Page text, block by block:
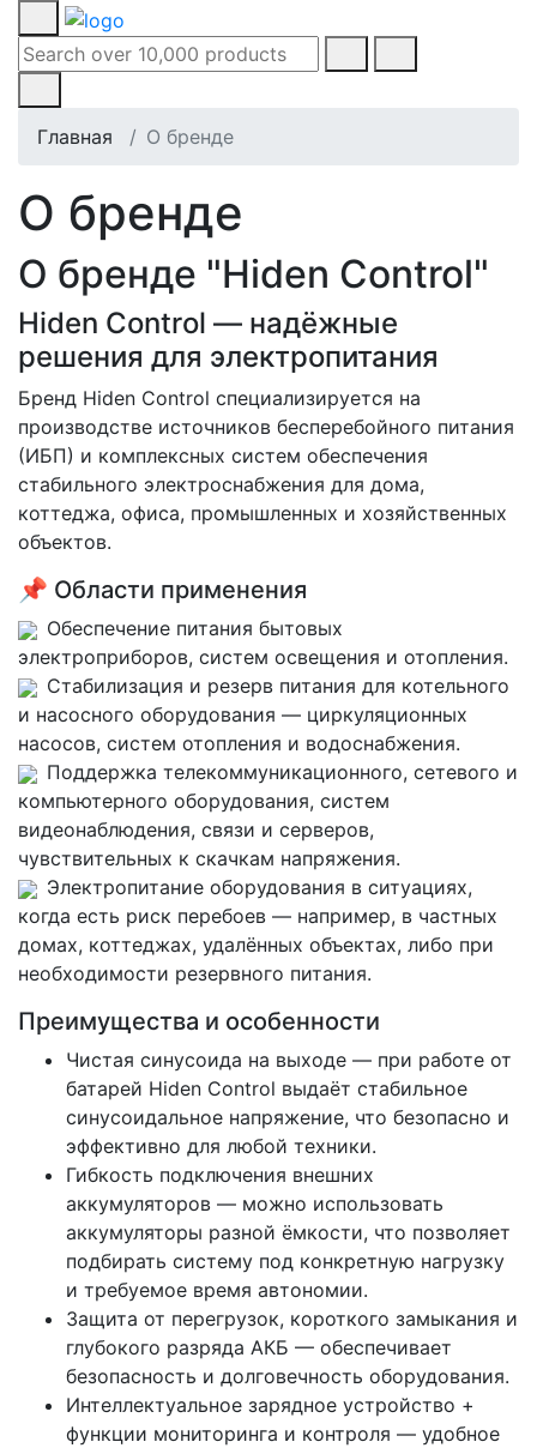
Главная О бренде
О бренде
О бренде "Hiden Control"
Hiden Control — надёжные
решения для электропитания
Бренд Hiden Control специализируется на
производстве источников бесперебойного питания
(ИБП) и комплексных систем обеспечения
стабильного электроснабжения для дома,
коттеджа, офиса, промышленных и хозяйственных
объектов.
📌 Области применения
Обеспечение питания бытовых
электроприборов, систем освещения и отопления.
Стабилизация и резерв питания для котельного
и насосного оборудования — циркуляционных
насосов, систем отопления и водоснабжения.
Поддержка телекоммуникационного, сетевого и
компьютерного оборудования, систем
видеонаблюдения, связи и серверов,
чувствительных к скачкам напряжения.
Электропитание оборудования в ситуациях,
когда есть риск перебоев — например, в частных
домах, коттеджах, удалённых объектах, либо при
необходимости резервного питания.
Преимущества и особенности
Чистая синусоида на выходе — при работе от
батарей Hiden Control выдаёт стабильное
синусоидальное напряжение, что безопасно и
эффективно для любой техники.
Гибкость подключения внешних
аккумуляторов — можно использовать
аккумуляторы разной ёмкости, что позволяет
подбирать систему под конкретную нагрузку
и требуемое время автономии.
Защита от перегрузок, короткого замыкания и
глубокого разряда АКБ — обеспечивает
безопасность и долговечность оборудования.
Интеллектуальное зарядное устройство +
функции мониторинга и контроля — удобное